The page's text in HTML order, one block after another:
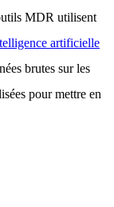
MDR utilisent
artificielle
brutes sur les
pour mettre en